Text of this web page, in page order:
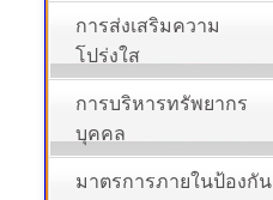
การส่งเสริมความ
โปร่งใส
การบริหารทรัพยากร
บุคคล
มาตรการภายในป้องกัน